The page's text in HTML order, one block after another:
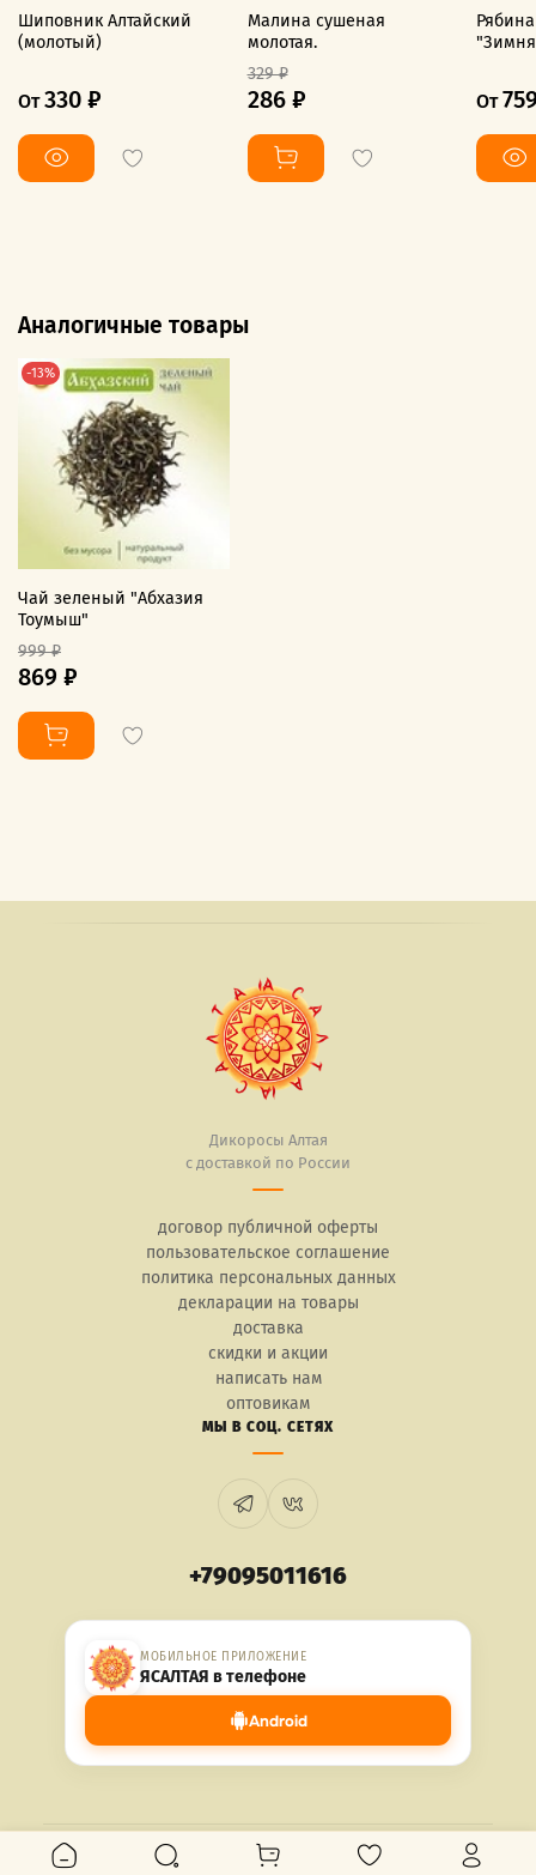
Шиповник Алтайский
(молотый)
От 330 ₽
Малина сушеная
молотая.
329 ₽
286 ₽ От
Аналогичные товары
-13%
Чай зеленый "Абхазия
Тоумыш"
999 ₽
869 ₽
Дикоросы Алтая
с доставкой по России
договор публичной оферты
пользовательское соглашение
политика персональных данных
декларации на товары
доставка
скидки и акции
написать нам
оптовикам
МЫ В СОЦ. СЕТЯХ
+79095011616
МОБИЛЬНОЕ ПРИЛОЖЕНИЕ
ЯСАЛТАЯ в телефоне
Android
© 2026 ЯСАЛТАЯ. Все права защищены.